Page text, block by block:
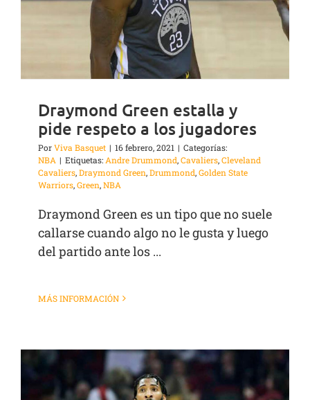
Draymond Green estalla y
pide respeto a los jugadores
PorViva Basquet | 16 febrero, 2021 | Categorías:
NBA | Etiquetas: Andre Drummond,Cavaliers,Cleveland
Cavaliers,Draymond Green,Drummond,Golden State
Warriors,Green,NBA
Draymond Green es un tipo que no suele
callarse cuando algo no le gusta y luego
del partido ante los ...
MÁS INFORMACIÓN